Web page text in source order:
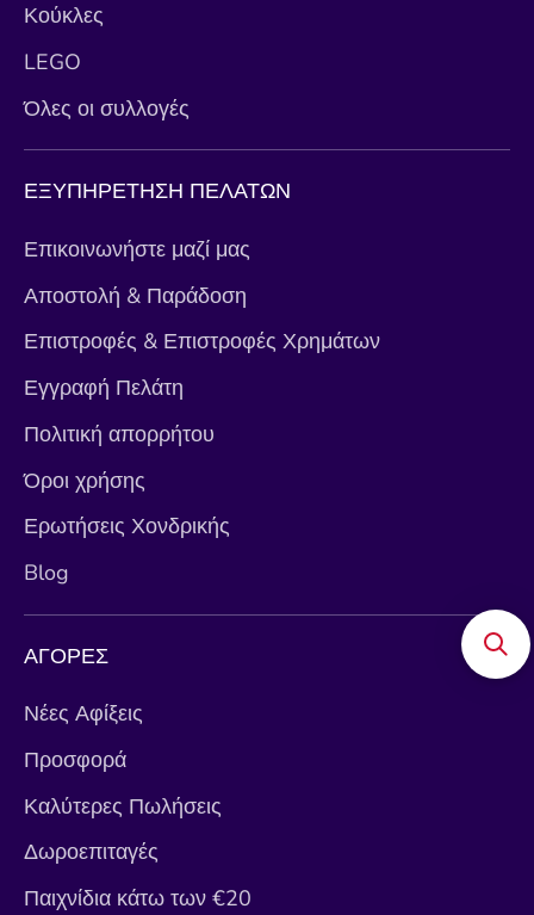
Κούκλες
LEGO
Όλες οι συλλογές
ΕΞΥΠΗΡΕΤΗΣΗ ΠΕΛΑΤΩΝ
Επικοινωνήστε μαζί μας
Αποστολή & Παράδοση
Επιστροφές & Επιστροφές Χρημάτων
Εγγραφή Πελάτη
Πολιτική απορρήτου
Όροι χρήσης
Ερωτήσεις Χονδρικής
Blog
ΑΓΟΡΕΣ
Νέες Αφίξεις
Προσφορά
Καλύτερες Πωλήσεις
Δωροεπιταγές
Παιχνίδια κάτω των €20